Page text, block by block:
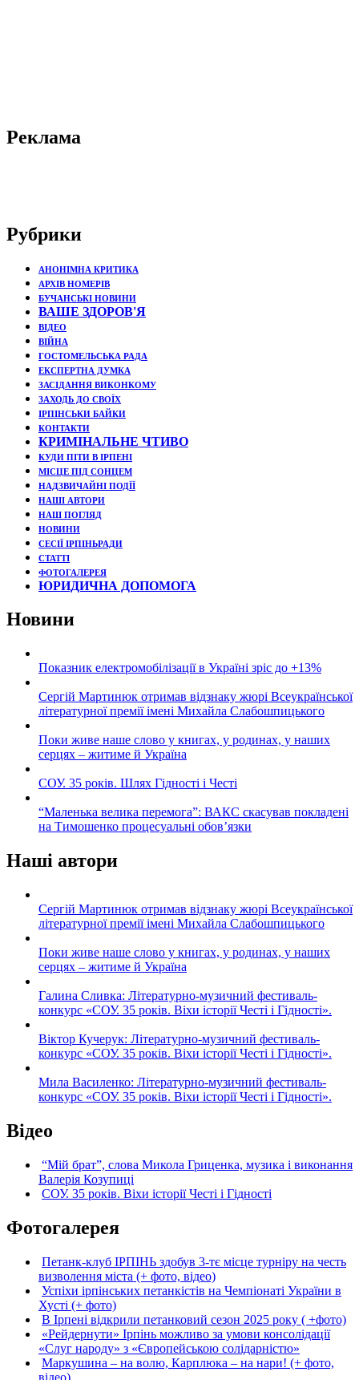
Реклама
Рубрики
АНОНІМНА КРИТИКА
АРХІВ НОМЕРІВ
БУЧАНСЬКІ НОВИНИ
ВАШЕ ЗДОРОВ'Я
ВІДЕО
ВІЙНА
ГОСТОМЕЛЬСЬКА РАДА
ЕКСПЕРТНА ДУМКА
ЗАСІДАННЯ ВИКОНКОМУ
ЗАХОДЬ ДО СВОЇХ
ІРПІНСЬКИ БАЙКИ
КОНТАКТИ
КРИМІНАЛЬНЕ ЧТИВО
КУДИ ПІТИ В ІРПЕНІ
МІСЦЕ ПІД СОНЦЕМ
НАДЗВИЧАЙНІ ПОДЇЇ
НАШІ АВТОРИ
НАШ ПОГЛЯД
НОВИНИ
СЕСІЇ ІРПІНЬРАДИ
СТАТТІ
ФОТОГАЛЕРЕЯ
ЮРИДИЧНА ДОПОМОГА
Новини
Показник електромобілізації в Україні зріс до +13%
Сергій Мартинюк отримав відзнаку жюрі Всеукраїнської
літературної премії імені Михайла Слабошпицького
Поки живе наше слово у книгах, у родинах, у наших
серцях – житиме й Україна
СОУ. 35 років. Шлях Гідності і Честі
“Маленька велика перемога”: ВАКС скасував покладені
на Тимошенко процесуальні обов’язки
Наші автори
Сергій Мартинюк отримав відзнаку жюрі Всеукраїнської
літературної премії імені Михайла Слабошпицького
Поки живе наше слово у книгах, у родинах, у наших
серцях – житиме й Україна
Галина Сливка: Літературно-музичний фестиваль-
конкурс «СОУ. 35 років. Віхи історії Честі і Гідності».
Віктор Кучерук: Літературно-музичний фестиваль-
конкурс «СОУ. 35 років. Віхи історії Честі і Гідності».
Мила Василенко: Літературно-музичний фестиваль-
конкурс «СОУ. 35 років. Віхи історії Честі і Гідності».
Відео
“Мій брат”, слова Микола Гриценка, музика і виконання
Валерія Козупиці
СОУ. 35 років. Віхи історії Честі і Гідності
Фотогалерея
Петанк-клуб ІРПІНЬ здобув 3-тє місце турніру на честь
визволення міста (+ фото, відео)
Успіхи ірпінських петанкістів на Чемпіонаті України в
Хусті (+ фото)
В Ірпені відкрили петанковий сезон 2025 року ( +фото)
«Рейдернути» Ірпінь можливо за умови консолідації
«Слуг народу» з «Європейською солідарністю»
Маркушина – на волю, Карплюка – на нари! (+ фото,
відео)